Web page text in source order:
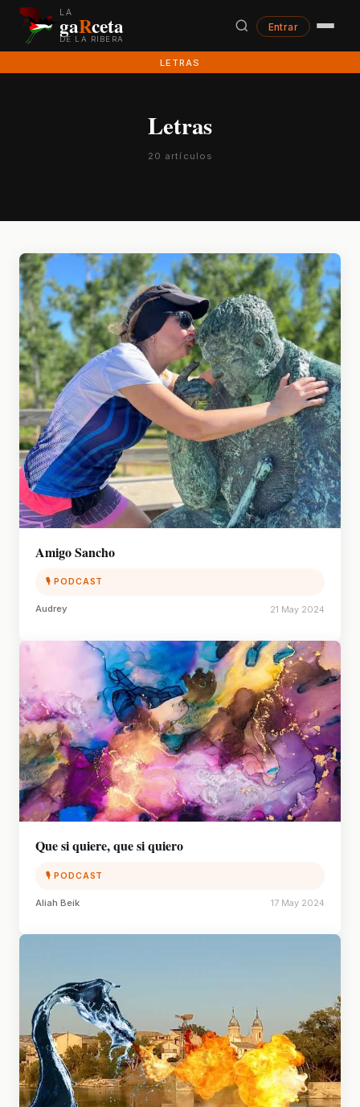
LA
gaRceta
DE LA RIBERA
Entrar
LETRAS
Letras
20 artículos
Amigo Sancho
🎙 PODCAST
Audrey 21 May 2024
Que si quiere, que si quiero
🎙 PODCAST
Aliah Beik 17 May 2024